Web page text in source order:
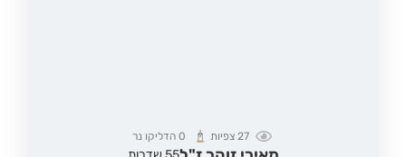
27 צפיות 0 הדליקו נר